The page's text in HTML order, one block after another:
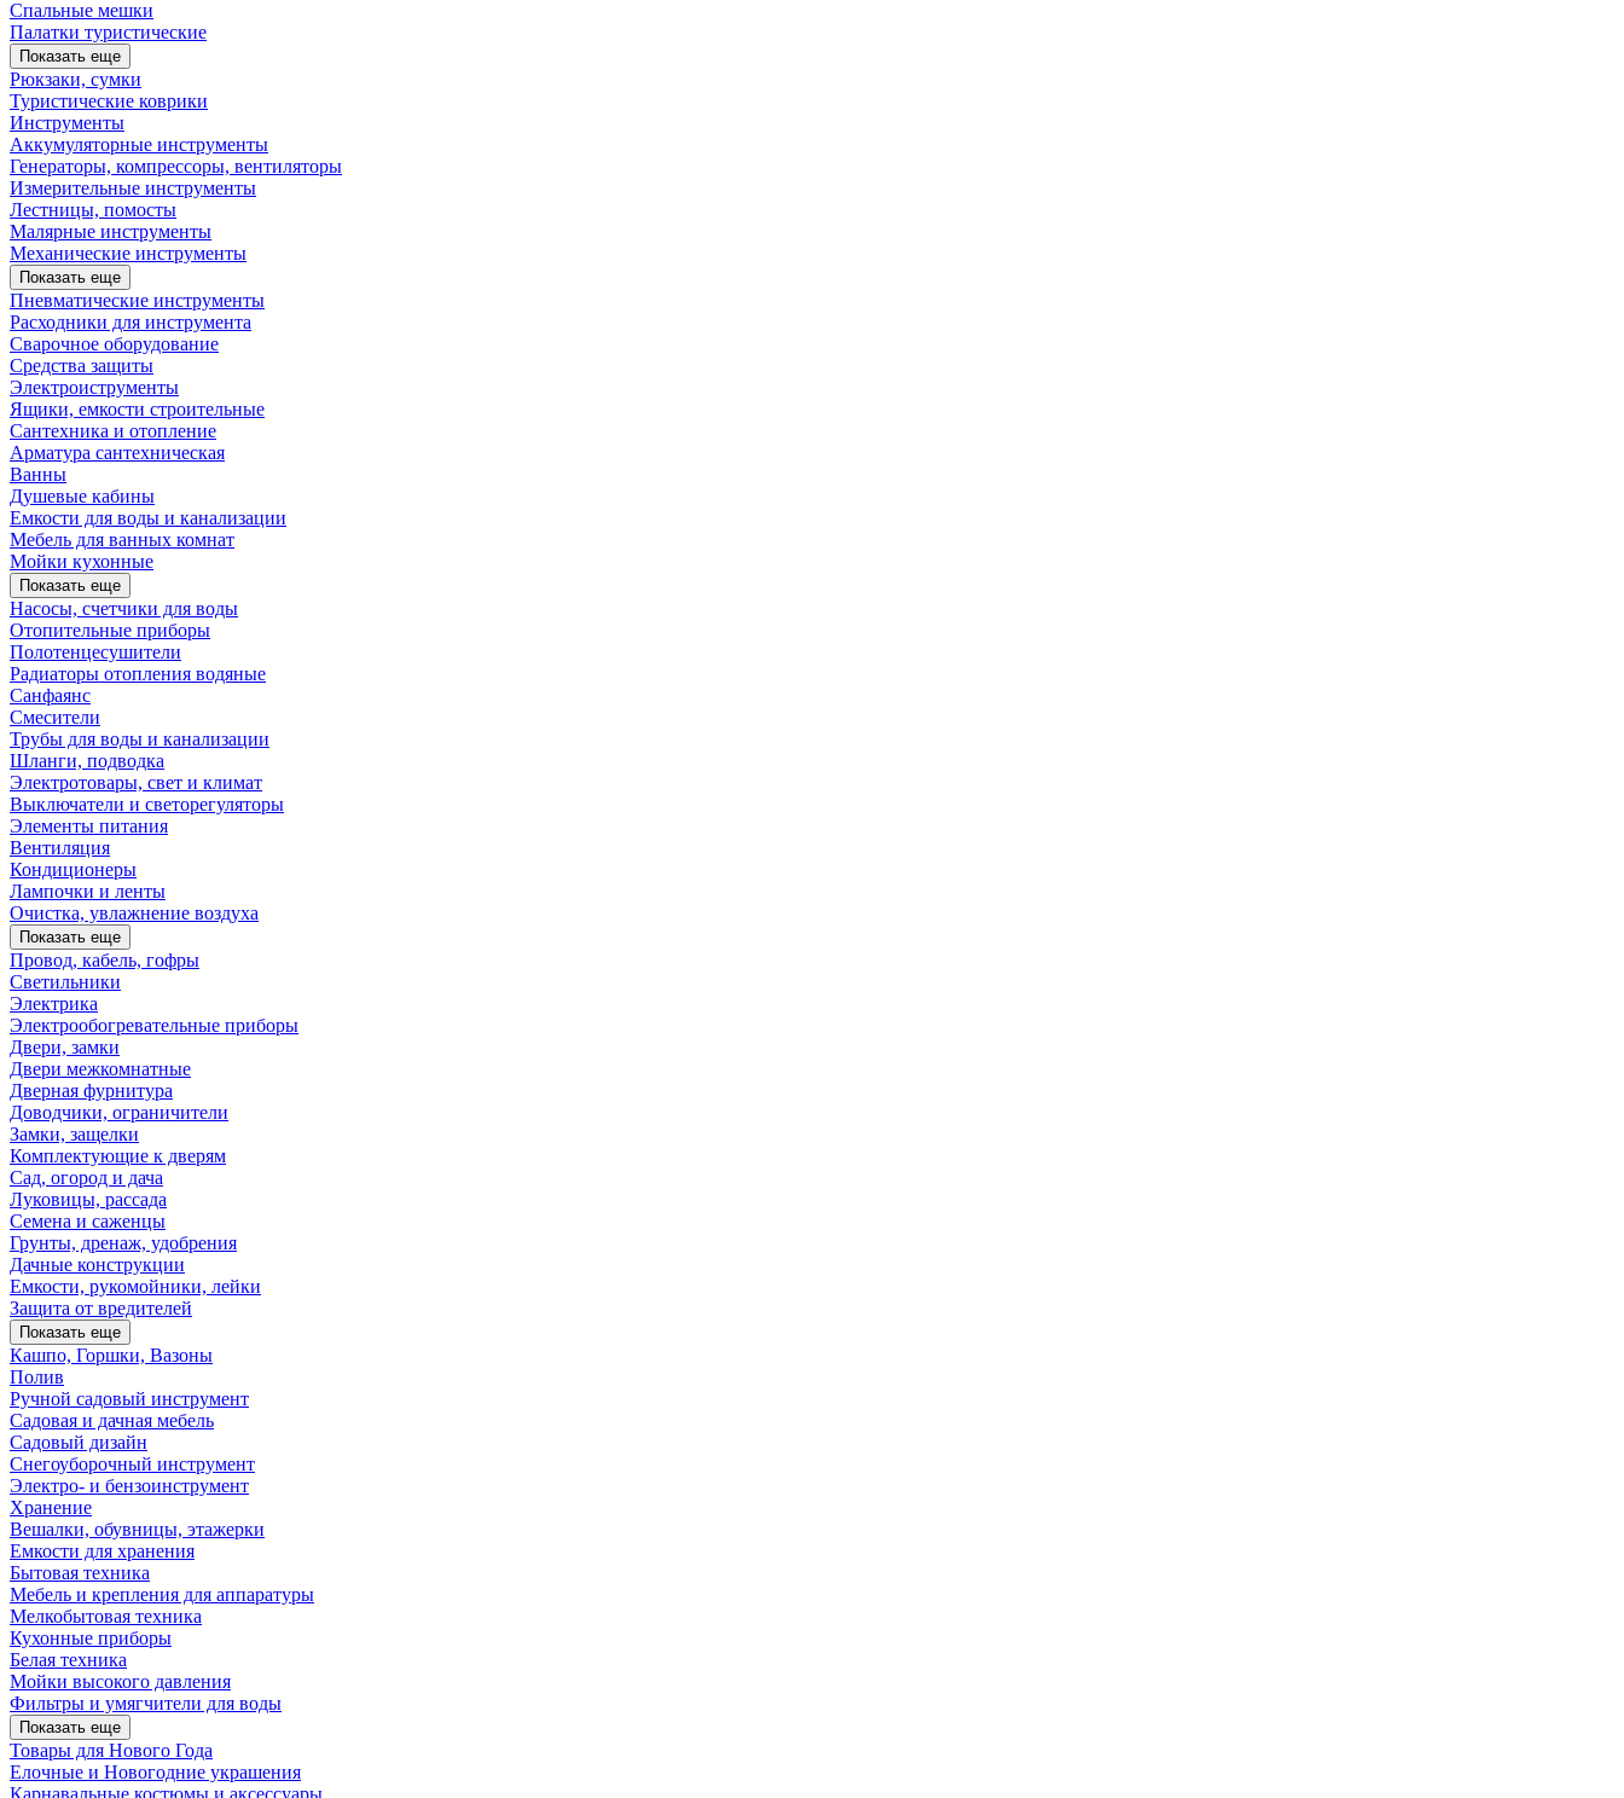
Спальные мешки
Палатки туристические
Показать еще
Рюкзаки, сумки
Туристические коврики
Инструменты
Аккумуляторные инструменты
Генераторы, компрессоры, вентиляторы
Измерительные инструменты
Лестницы, помосты
Малярные инструменты
Механические инструменты
Показать еще
Пневматические инструменты
Расходники для инструмента
Сварочное оборудование
Средства защиты
Электроиструменты
Ящики, емкости строительные
Сантехника и отопление
Арматура сантехническая
Ванны
Душевые кабины
Емкости для воды и канализации
Мебель для ванных комнат
Мойки кухонные
Показать еще
Насосы, счетчики для воды
Отопительные приборы
Полотенцесушители
Радиаторы отопления водяные
Санфаянс
Смесители
Трубы для воды и канализации
Шланги, подводка
Электротовары, свет и климат
Выключатели и светорегуляторы
Элементы питания
Вентиляция
Кондиционеры
Лампочки и ленты
Очистка, увлажнение воздуха
Показать еще
Провод, кабель, гофры
Светильники
Электрика
Электрообогревательные приборы
Двери, замки
Двери межкомнатные
Дверная фурнитура
Доводчики, ограничители
Замки, защелки
Комплектующие к дверям
Сад, огород и дача
Луковицы, рассада
Семена и саженцы
Грунты, дренаж, удобрения
Дачные конструкции
Емкости, рукомойники, лейки
Защита от вредителей
Показать еще
Кашпо, Горшки, Вазоны
Полив
Ручной садовый инструмент
Садовая и дачная мебель
Садовый дизайн
Снегоуборочный инструмент
Электро- и бензоинструмент
Хранение
Вешалки, обувницы, этажерки
Емкости для хранения
Бытовая техника
Мебель и крепления для аппаратуры
Мелкобытовая техника
Кухонные приборы
Белая техника
Мойки высокого давления
Фильтры и умягчители для воды
Показать еще
Товары для Нового Года
Елочные и Новогодние украшения
Карнавальные костюмы и аксессуары